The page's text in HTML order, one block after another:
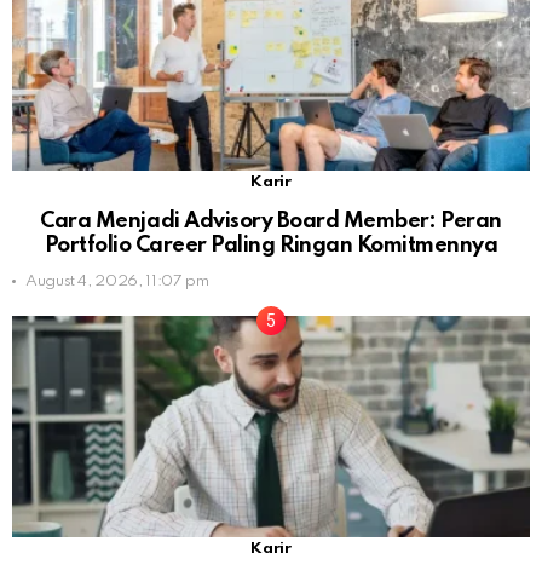
Karir
Cara Menjadi Advisory Board Member: Peran
Portfolio Career Paling Ringan Komitmennya
August 4, 2026, 11:07 pm
Karir